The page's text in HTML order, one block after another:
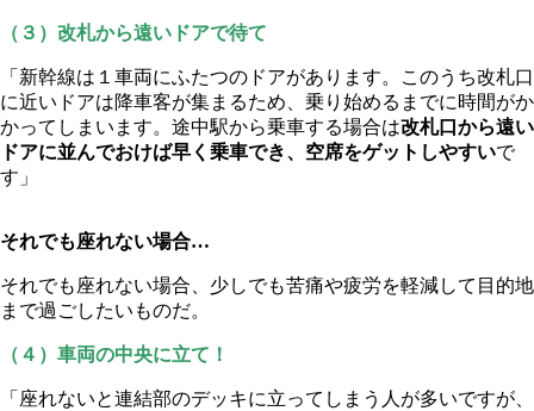
（３）改札から遠いドアで待て
「新幹線は１車両にふたつのドアがあります。このうち改札口
に近いドアは降車客が集まるため、乗り始めるまでに時間がか
かってしまいます。途中駅から乗車する場合は改札口から遠い
ドアに並んでおけば早く乗車でき、空席をゲットしやすいで
す」
それでも座れない場合…
それでも座れない場合、少しでも苦痛や疲労を軽減して目的地
まで過ごしたいものだ。
（４）車両の中央に立て！
「座れないと連結部のデッキに立ってしまう人が多いですが、